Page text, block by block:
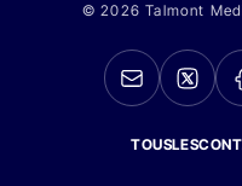
© 2026 Talmont